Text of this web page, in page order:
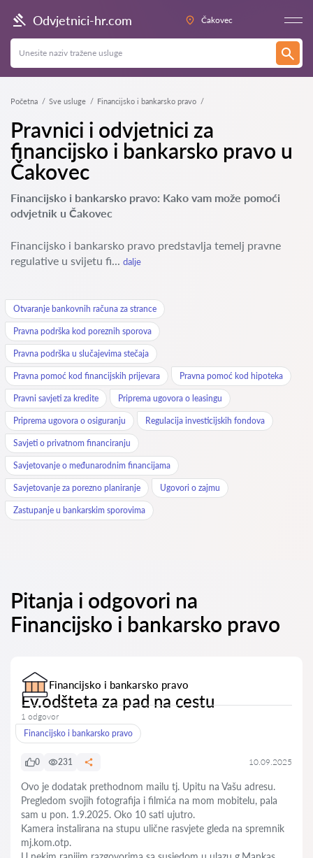
Odvjetnici-hr.com Čakovec
Početna Sve usluge Financijsko i bankarsko pravo
Pravnici i odvjetnici za
financijsko i bankarsko pravo u
Čakovec
Financijsko i bankarsko pravo: Kako vam može pomoći
odvjetnik u Čakovec
Financijsko i bankarsko pravo predstavlja temelj pravne
regulative u svijetu fi... dalje
Otvaranje bankovnih računa za strance
Pravna podrška kod poreznih sporova
Pravna podrška u slučajevima stečaja
Pravna pomoć kod financijskih prijevara Pravna pomoć kod hipoteka
Pravni savjeti za kredite Priprema ugovora o leasingu
Priprema ugovora o osiguranju Regulacija investicijskih fondova
Savjeti o privatnom financiranju
Savjetovanje o međunarodnim financijama
Savjetovanje za porezno planiranje Ugovori o zajmu
Zastupanje u bankarskim sporovima
Pitanja i odgovori na
Financijsko i bankarsko pravo
Financijsko i bankarsko pravo
Ev.odšteta za pad na cestu
1 odgovor
Financijsko i bankarsko pravo
0 231 10.09.2025
Ovo je dodatak prethodnom mailu tj. Upitu na Vašu adresu.
Pregledom svojih fotografija i filmića na mom mobitelu, pala
sam u pon. 1.9.2025. Oko 10 sati ujutro.
Kamera instalirana na stupu ulične rasvjete gleda na spremnik
mj.kom.otp.